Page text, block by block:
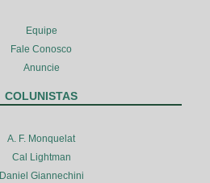
Equipe
Fale Conosco
Anuncie
COLUNISTAS
A. F. Monquelat
Cal Lightman
Daniel Giannechini